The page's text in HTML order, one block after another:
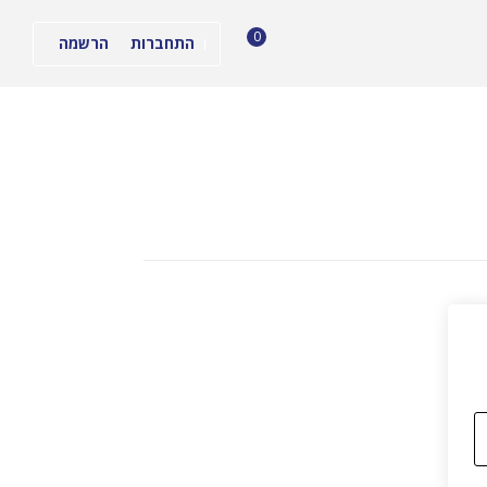
0 התחברות הרשמה